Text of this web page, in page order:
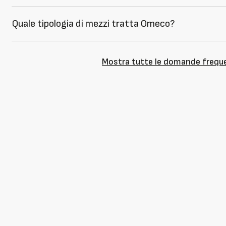
Quale tipologia di mezzi tratta Omeco?
Mostra tutte le domande